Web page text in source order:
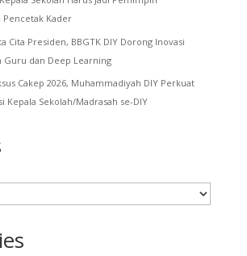
Kader
Cita Presiden, BBGTK DIY Dorong Inovasi
Guru dan Deep Learning
Cakep 2026, Muhammadiyah DIY Perkuat
Kepala Sekolah/Madrasah se-DIY